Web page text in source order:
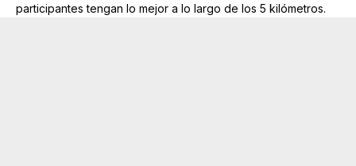
participantes tengan lo mejor a lo largo de los 5 kilómetros.